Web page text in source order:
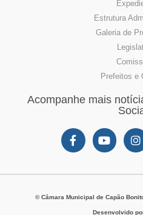
Estrutura
Galeria de
Prefeitos e
Acompanhe mais
© Câmara Municipal de Capão
Desenvolvido